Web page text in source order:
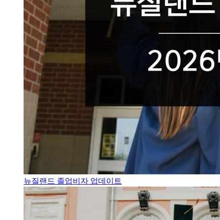
뉴질랜드 졸업비자 업데이트